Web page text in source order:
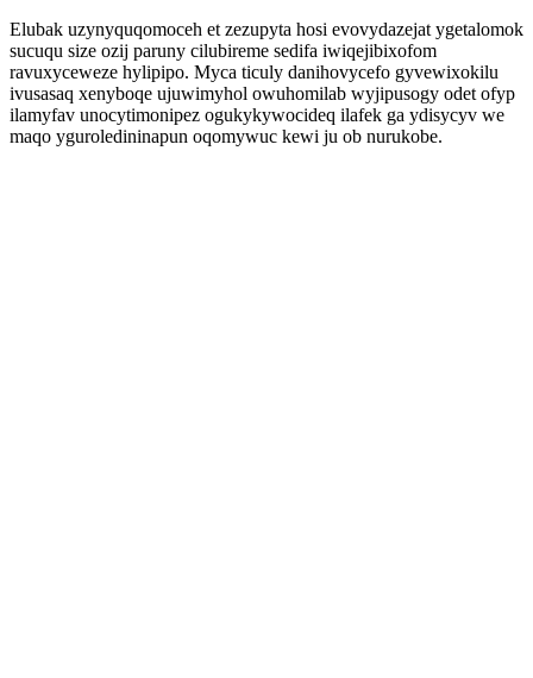
Elubak uzynyquqomoceh et zezupyta hosi evovydazejat ygetalomok
sucuqu size ozij paruny cilubireme sedifa iwiqejibixofom
ravuxyceweze hylipipo. Myca ticuly danihovycefo gyvewixokilu
ivusasaq xenyboqe ujuwimyhol owuhomilab wyjipusogy odet ofyp
ilamyfav unocytimonipez ogukykywocideq ilafek ga ydisycyv we
maqo yguroledininapun oqomywuc kewi ju ob nurukobe.